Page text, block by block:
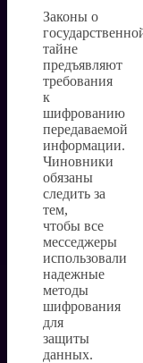
Законы о
тайне
предъявляют
требования
к
шифрованию
передаваемой
информации.
Чиновники
обязаны
следить за
тем,
чтобы все
месседжеры
использовали
надежные
методы
шифрования
для
защиты
данных.